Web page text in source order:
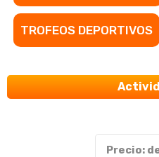
TROFEOS DEPORTIVOS
Precio: